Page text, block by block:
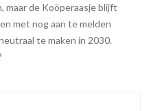
maar de Koöperaasje blijft
met nog aan te melden
te maken in 2030.